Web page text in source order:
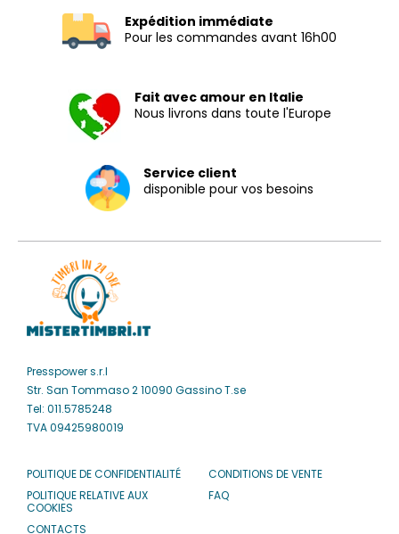
Expédition immédiate
Pour les commandes avant 16h00
Fait avec amour en Italie
Nous livrons dans toute l'Europe
Service client
disponible pour vos besoins
Presspower s.r.l
Str. San Tommaso 2 10090 Gassino T.se
Tel: 011.5785248
TVA 09425980019
POLITIQUE DE CONFIDENTIALITÉ
POLITIQUE RELATIVE AUX
COOKIES
CONTACTS
CONDITIONS DE VENTE
FAQ